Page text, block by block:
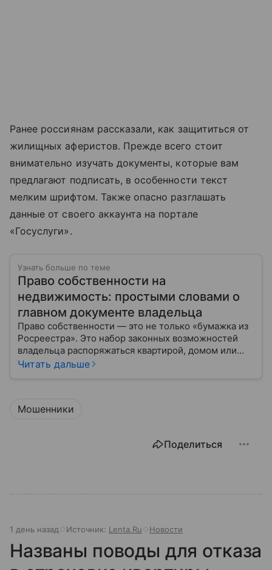
Ранее россиянам рассказали, как защититься от
жилищных аферистов. Прежде всего стоит
внимательно изучать документы, которые вам
предлагают подписать, в особенности текст
мелким шрифтом. Также опасно разглашать
данные от своего аккаунта на портале
«Госуслуги».
Узнать больше по теме
Право собственности на
недвижимость: простыми словами о
главном документе владельца
Право собственности — это не только «бумажка из
Росреестра». Это набор законных возможностей
владельца распоряжаться квартирой, домом или
участком: жить, сдавать, продавать, дарить,
Читать дальше
Мошенники
Поделиться
1 день назад Источник: Lenta.Ru Новости
Названы поводы для отказа